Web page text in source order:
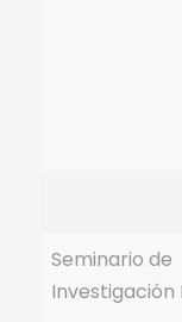
Seminario de
Investigación